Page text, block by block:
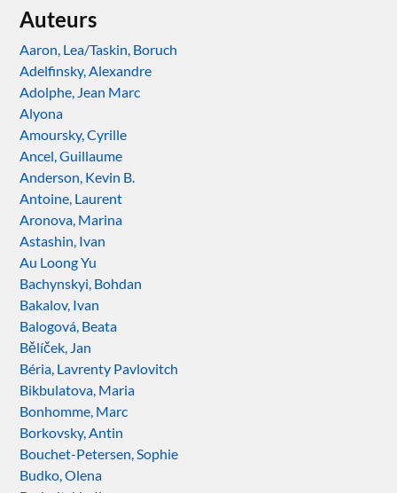
Auteurs
Aaron, Lea/Taskin, Boruch
Adelfinsky, Alexandre
Adolphe, Jean Marc
Alyona
Amoursky, Cyrille
Ancel, Guillaume
Anderson, Kevin B.
Antoine, Laurent
Aronova, Marina
Astashin, Ivan
Au Loong Yu
Bachynskyi, Bohdan
Bakalov, Ivan
Balogová, Beata
Bělíček, Jan
Béria, Lavrenty Pavlovitch
Bikbulatova, Maria
Bonhomme, Marc
Borkovsky, Antin
Bouchet-Petersen, Sophie
Budko, Olena